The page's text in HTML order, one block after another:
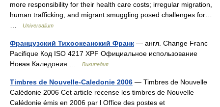
more responsibility for their health care costs; irregular migration,
human trafficking, and migrant smuggling posed challenges for…
Universalium
Французский Тихоокеанский Франк — англ. Change Franc
Pacifique Код ISO 4217 XPF Официальное использование
Новая Каледония …
Википедия
Timbres de Nouvelle-Caledonie 2006 — Timbres de Nouvelle
Calédonie 2006 Cet article recense les timbres de Nouvelle
Calédonie émis en 2006 par l Office des postes et